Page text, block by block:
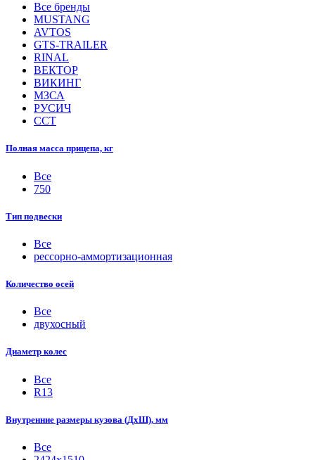
Все бренды
MUSTANG
AVTOS
GTS-TRAILER
RINAL
ВЕКТОР
ВИКИНГ
МЗСА
РУСИЧ
ССТ
Полная масса прицепа, кг
Все
750
Тип подвески
Все
рессорно-аммортизационная
Количество осей
Все
двухосный
Диаметр колес
Все
R13
Внутренние размеры кузова (ДхШ), мм
Все